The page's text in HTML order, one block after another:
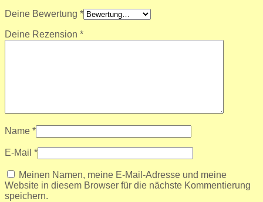
Deine Bewertung *
Deine Rezension *
Name *
E-Mail *
Meinen Namen, meine E-Mail-Adresse und meine
Website in diesem Browser für die nächste Kommentierung
speichern.